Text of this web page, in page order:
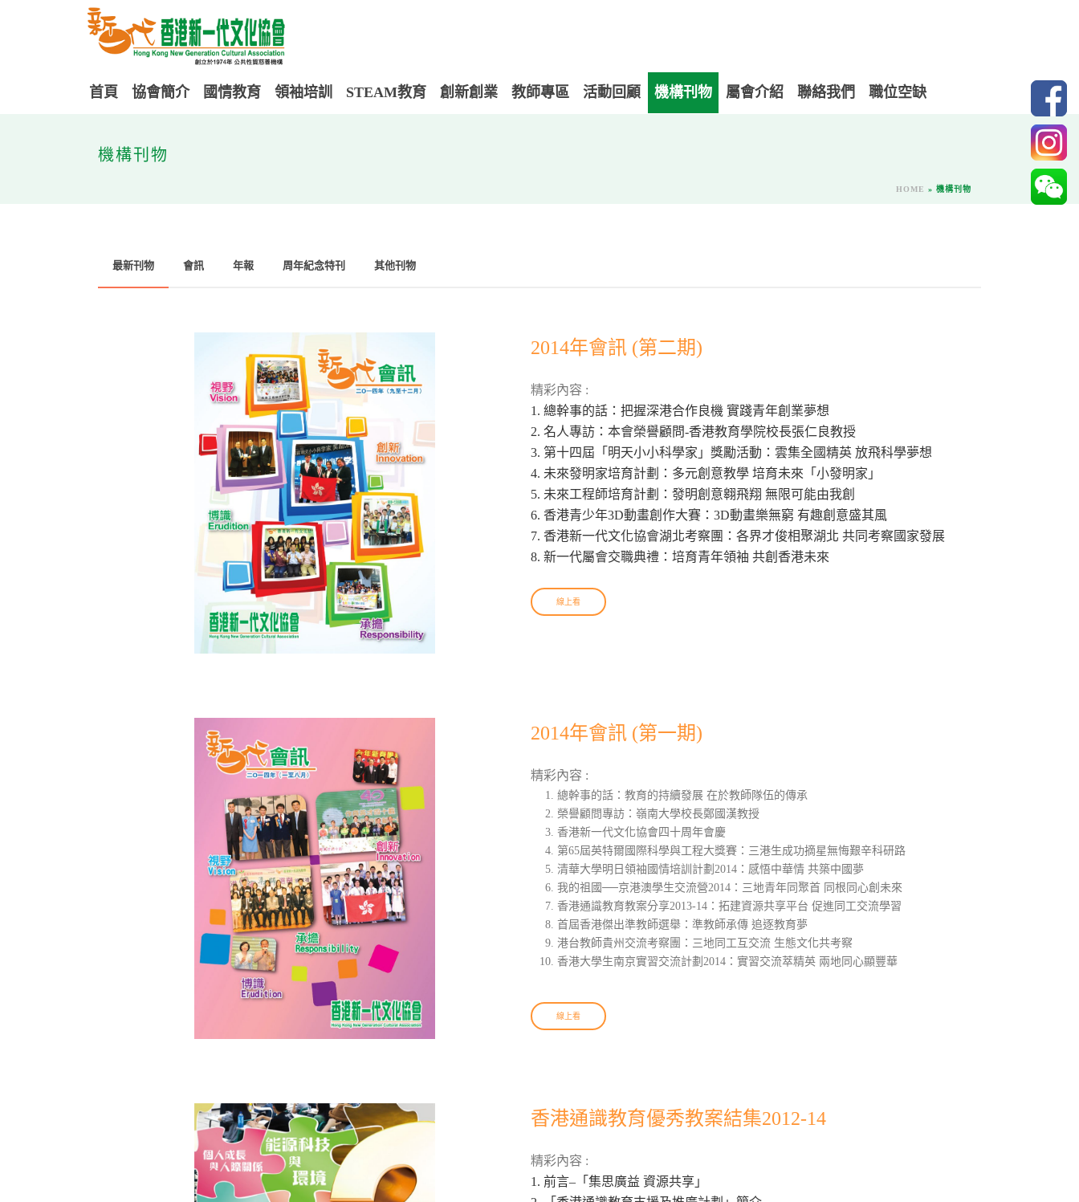
首頁 協會簡介 國情教育 領袖培訓 STEAM教育 創新創業 教師專區 活動回顧 機構刊物 屬會介紹 聯絡我們 職位空缺
機構刊物
HOME » 機構刊物
最新刊物 會訊 年報 周年紀念特刊 其他刊物
2014年會訊 (第二期)
精彩內容 :
1. 總幹事的話：把握深港合作良機 實踐青年創業夢想
2. 名人專訪：本會榮譽顧問-香港教育學院校長張仁良教授
3. 第十四屆「明天小小科學家」獎勵活動：雲集全國精英 放飛科學夢想
4. 未來發明家培育計劃：多元創意教學 培育未來「小發明家」
5. 未來工程師培育計劃：發明創意翱飛翔 無限可能由我創
6. 香港青少年3D動畫創作大賽：3D動畫樂無窮 有趣創意盛其風
7. 香港新一代文化協會湖北考察團：各界才俊相聚湖北 共同考察國家發展
8. 新一代屬會交職典禮：培育青年領袖 共創香港未來
線上看
2014年會訊 (第一期)
精彩內容 :
總幹事的話：教育的持續發展 在於教師隊伍的傳承
榮譽顧問專訪：嶺南大學校長鄭國漢教授
香港新一代文化協會四十周年會慶
第65屆英特爾國際科學與工程大獎賽：三港生成功摘星無悔艱辛科研路
清華大學明日領袖國情培訓計劃2014：感悟中華情 共築中國夢
我的祖國──京港澳學生交流營2014：三地青年同聚首 同根同心創未來
香港通識教育教案分享2013-14：拓建資源共享平台 促進同工交流學習
首屆香港傑出準教師選舉：準教師承傳 追逐教育夢
港台教師貴州交流考察團：三地同工互交流 生態文化共考察
香港大學生南京實習交流計劃2014：實習交流萃精英 兩地同心顯豐華
線上看
香港通識教育優秀教案結集2012-14
精彩內容 :
1. 前言–「集思廣益 資源共享」